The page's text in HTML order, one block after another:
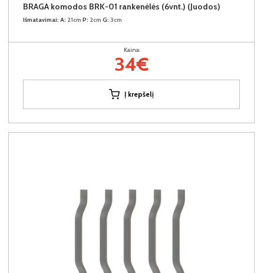
BRAGA komodos BRK-01 rankenėlės (6vnt.) (Juodos)
Išmatavimai: A: 21cm P: 2cm G: 3cm
Kaina:
34€
Į krepšelį